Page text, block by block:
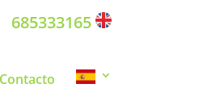
685333165
Contacto